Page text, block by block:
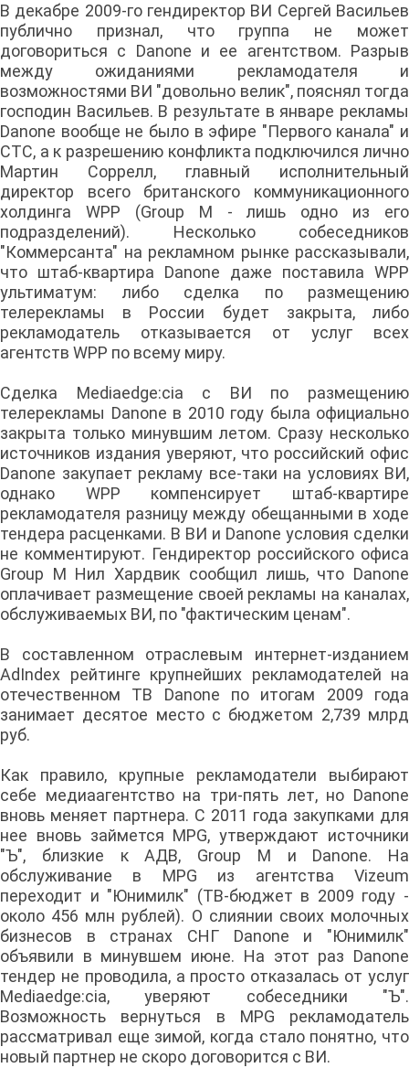
В декабре 2009-го гендиректор ВИ Сергей Васильев
публично признал, что группа не может
договориться с Danone и ее агентством. Разрыв
между ожиданиями рекламодателя и
возможностями ВИ "довольно велик", пояснял тогда
господин Васильев. В результате в январе рекламы
Danone вообще не было в эфире "Первого канала" и
СТС, а к разрешению конфликта подключился лично
Мартин Соррелл, главный исполнительный
директор всего британского коммуникационного
холдинга WPP (Group M - лишь одно из его
подразделений). Несколько собеседников
"Коммерсанта" на рекламном рынке рассказывали,
что штаб-квартира Danone даже поставила WPP
ультиматум: либо сделка по размещению
телерекламы в России будет закрыта, либо
рекламодатель отказывается от услуг всех
агентств WPP по всему миру.
Сделка Mediaedge:cia с ВИ по размещению
телерекламы Danone в 2010 году была официально
закрыта только минувшим летом. Сразу несколько
источников издания уверяют, что российский офис
Danone закупает рекламу все-таки на условиях ВИ,
однако WPP компенсирует штаб-квартире
рекламодателя разницу между обещанными в ходе
тендера расценками. В ВИ и Danone условия сделки
не комментируют. Гендиректор российского офиса
Group M Нил Хардвик сообщил лишь, что Danone
оплачивает размещение своей рекламы на каналах,
обслуживаемых ВИ, по "фактическим ценам".
В составленном отраслевым интернет-изданием
AdIndex рейтинге крупнейших рекламодателей на
отечественном ТВ Danone по итогам 2009 года
занимает десятое место с бюджетом 2,739 млрд
руб.
Как правило, крупные рекламодатели выбирают
себе медиаагентство на три-пять лет, но Danone
вновь меняет партнера. С 2011 года закупками для
нее вновь займется MPG, утверждают источники
"Ъ", близкие к АДВ, Group M и Danone. На
обслуживание в MPG из агентства Vizeum
переходит и "Юнимилк" (ТВ-бюджет в 2009 году -
около 456 млн рублей). О слиянии своих молочных
бизнесов в странах СНГ Danone и "Юнимилк"
объявили в минувшем июне. На этот раз Danone
тендер не проводила, а просто отказалась от услуг
Mediaedge:cia, уверяют собеседники "Ъ".
Возможность вернуться в MPG рекламодатель
рассматривал еще зимой, когда стало понятно, что
новый партнер не скоро договорится с ВИ.